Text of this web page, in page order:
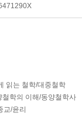
읽는 철학/대중철학
철학의 이해/동양철학사
교/윤리